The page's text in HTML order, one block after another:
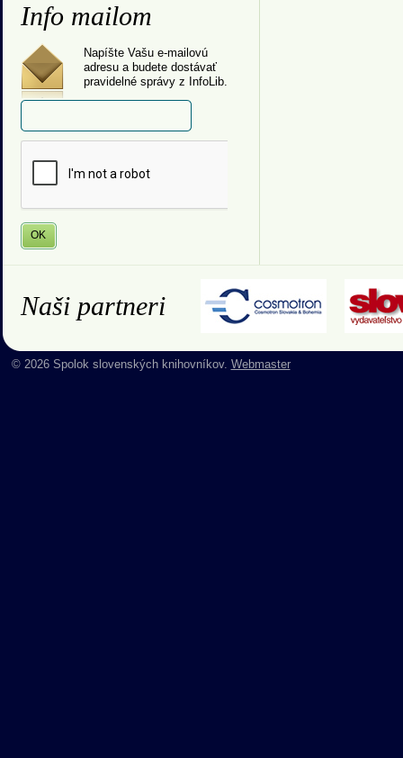
Info mailom
Napíšte Vašu e-mailovú
adresu a budete dostávať
pravidelné správy z InfoLib.
Naši partneri
© 2026 Spolok slovenských knihovníkov. Webmaster